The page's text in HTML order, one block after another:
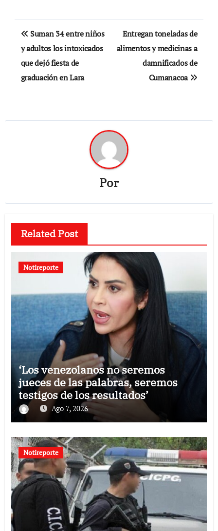
Navegación
de
entradas
Suman 34 entre niños
y adultos los intoxicados
que dejó fiesta de
graduación en Lara
Entregan toneladas de
alimentos y medicinas a
damnificados de
Cumanacoa
Por
Related Post
Notireporte
‘Los venezolanos no seremos
jueces de las palabras, seremos
testigos de los resultados’
Ago 7, 2026
Notireporte